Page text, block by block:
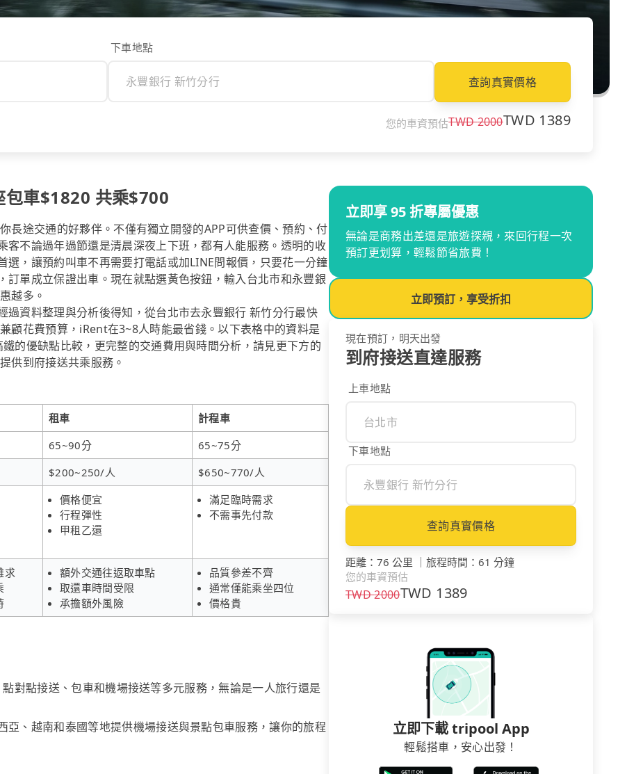
下車地點
查詢真實價格
您的車資預估TWD2000TWD 1389
包車$1820 共乘$700
途交通的好夥伴。不僅有獨立開發的APP可供查價、預約、付
不論過年過節還是清晨深夜上下班，都有人能服務。透明的收
，讓預約叫車不再需要打電話或加LINE問報價，只要花一分鐘
單成立保證出車。現在就點選黃色按鈕，輸入台北市和永豐銀
越多。
資料整理與分析後得知，從台北市去永豐銀行 新竹分行最快
顧花費預算，iRent在3~8人時能最省錢。以下表格中的資料是
的優缺點比較，更完整的交通費用與時間分析，請見更下方的
供到府接送共乘服務。
租車
計程車
65~90分
65~75分
$200~250/人
$650~770/人
價格便宜
行程彈性
甲租乙還
滿足臨時需求
不需事先付款
求
額外交通往返取車點
取還車時間受限
承擔額外風險
品質參差不齊
通常僅能乘坐四位
價格貴
對點接送、包車和機場接送等多元服務，無論是一人旅行還是
、越南和泰國等地提供機場接送與景點包車服務，讓你的旅程
立即享 95 折專屬優惠
無論是商務出差還是旅遊探親，來回行程一次
預訂更划算，輕鬆節省旅費！
立即預訂，享受折扣
現在預訂，明天出發
到府接送直達服務
上車地點
下車地點
查詢真實價格
距離 ： 76 公里 ｜ 旅程時間 ： 61 分鐘
您的車資預估
TWD2000TWD 1389
立即下載 tripool App
輕鬆搭車，安心出發！